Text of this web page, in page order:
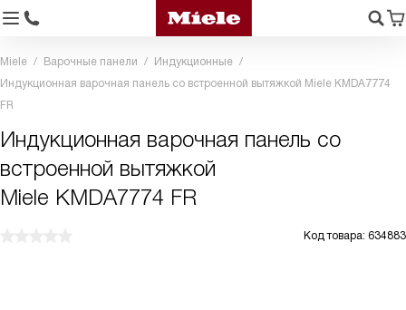
Miele Варочные панели
Индукционные
Индукционная варочная панель со встроенной вытяжкой Miele KMDA7774
FR
Индукционная варочная панель со
встроенной вытяжкой
Miele KMDA7774 FR
Код товара: 634883